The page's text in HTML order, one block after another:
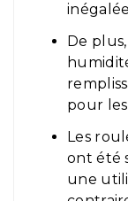
De
pour
Les
ont été
une